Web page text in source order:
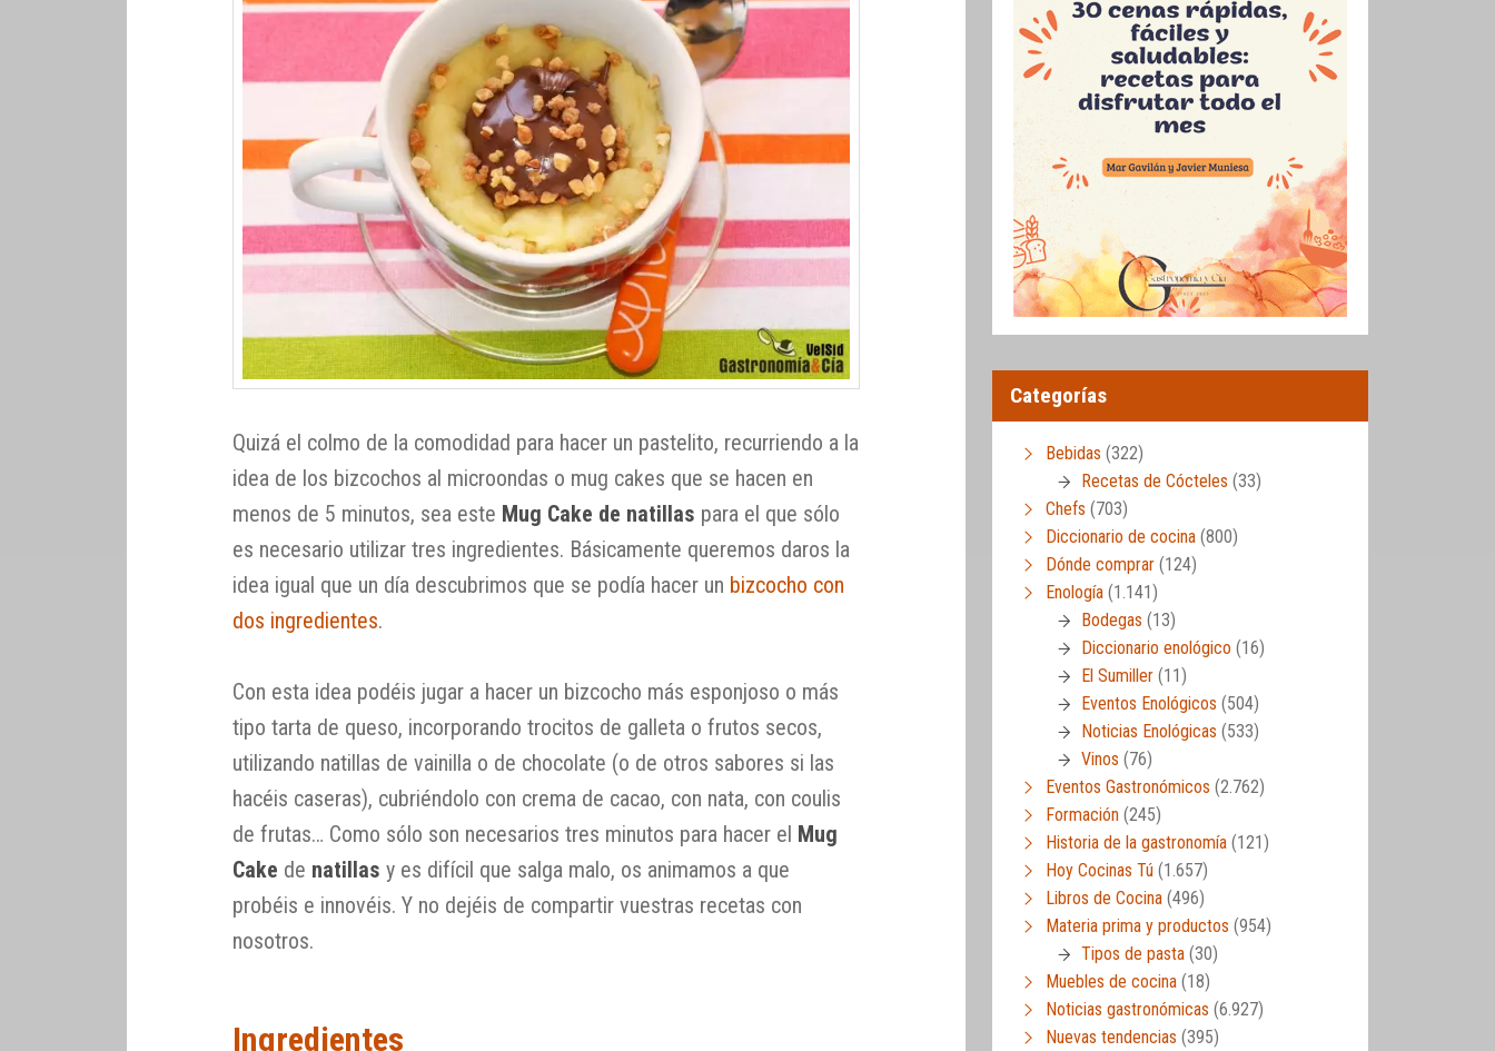
Quizá el colmo de la comodidad para hacer un pastelito, recurriendo a la
idea de los bizcochos al microondas o mug cakes que se hacen en
menos de 5 minutos, sea este Mug Cake de natillas para el que sólo
es necesario utilizar tres ingredientes. Básicamente queremos daros la
idea igual que un día descubrimos que se podía hacer un bizcocho con
dos ingredientes.
Con esta idea podéis jugar a hacer un bizcocho más esponjoso o más
tipo tarta de queso, incorporando trocitos de galleta o frutos secos,
utilizando natillas de vainilla o de chocolate (o de otros sabores si las
hacéis caseras), cubriéndolo con crema de cacao, con nata, con coulis
de frutas… Como sólo son necesarios tres minutos para hacer el Mug
Cake de natillas y es difícil que salga malo, os animamos a que
probéis e innovéis. Y no dejéis de compartir vuestras recetas con
nosotros.
Ingredientes
Categorías
Bebidas (322)
Recetas de Cócteles (33)
Chefs (703)
Diccionario de cocina (800)
Dónde comprar (124)
Enología (1.141)
Bodegas (13)
Diccionario enológico (16)
El Sumiller (11)
Eventos Enológicos (504)
Noticias Enológicas (533)
Vinos (76)
Eventos Gastronómicos (2.762)
Formación (245)
Historia de la gastronomía (121)
Hoy Cocinas Tú (1.657)
Libros de Cocina (496)
Materia prima y productos (954)
Tipos de pasta (30)
Muebles de cocina (18)
Noticias gastronómicas (6.927)
Nuevas tendencias (395)